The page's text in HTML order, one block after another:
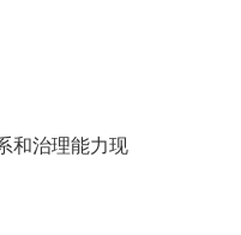
和治理能力现